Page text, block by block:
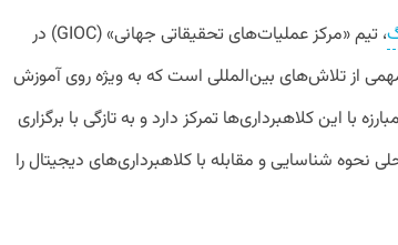
،‌ تیم «مرکز عملیات‌های تحقیقاتی جهانی» (GIOC) در
از تلاش‌های بین‌المللی است که به ویژه روی آموزش
با این کلاهبرداری‌ها تمرکز دارد و به تازگی با برگزاری
نحوه شناسایی و مقابله با کلاهبرداری‌های دیجیتال را